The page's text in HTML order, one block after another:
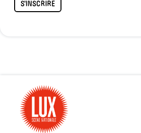
S'INSCRIRE